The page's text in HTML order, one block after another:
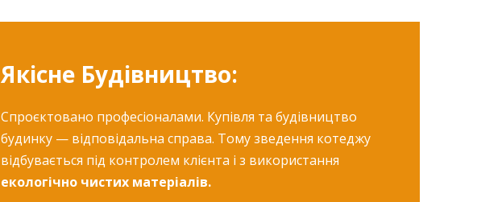
Якісне Будівництво:
Спроєктовано професіоналами. Купівля та будівництво
будинку — відповідальна справа. Тому зведення котеджу
відбувається під контролем клієнта і з використання
екологічно чистих матеріалів.